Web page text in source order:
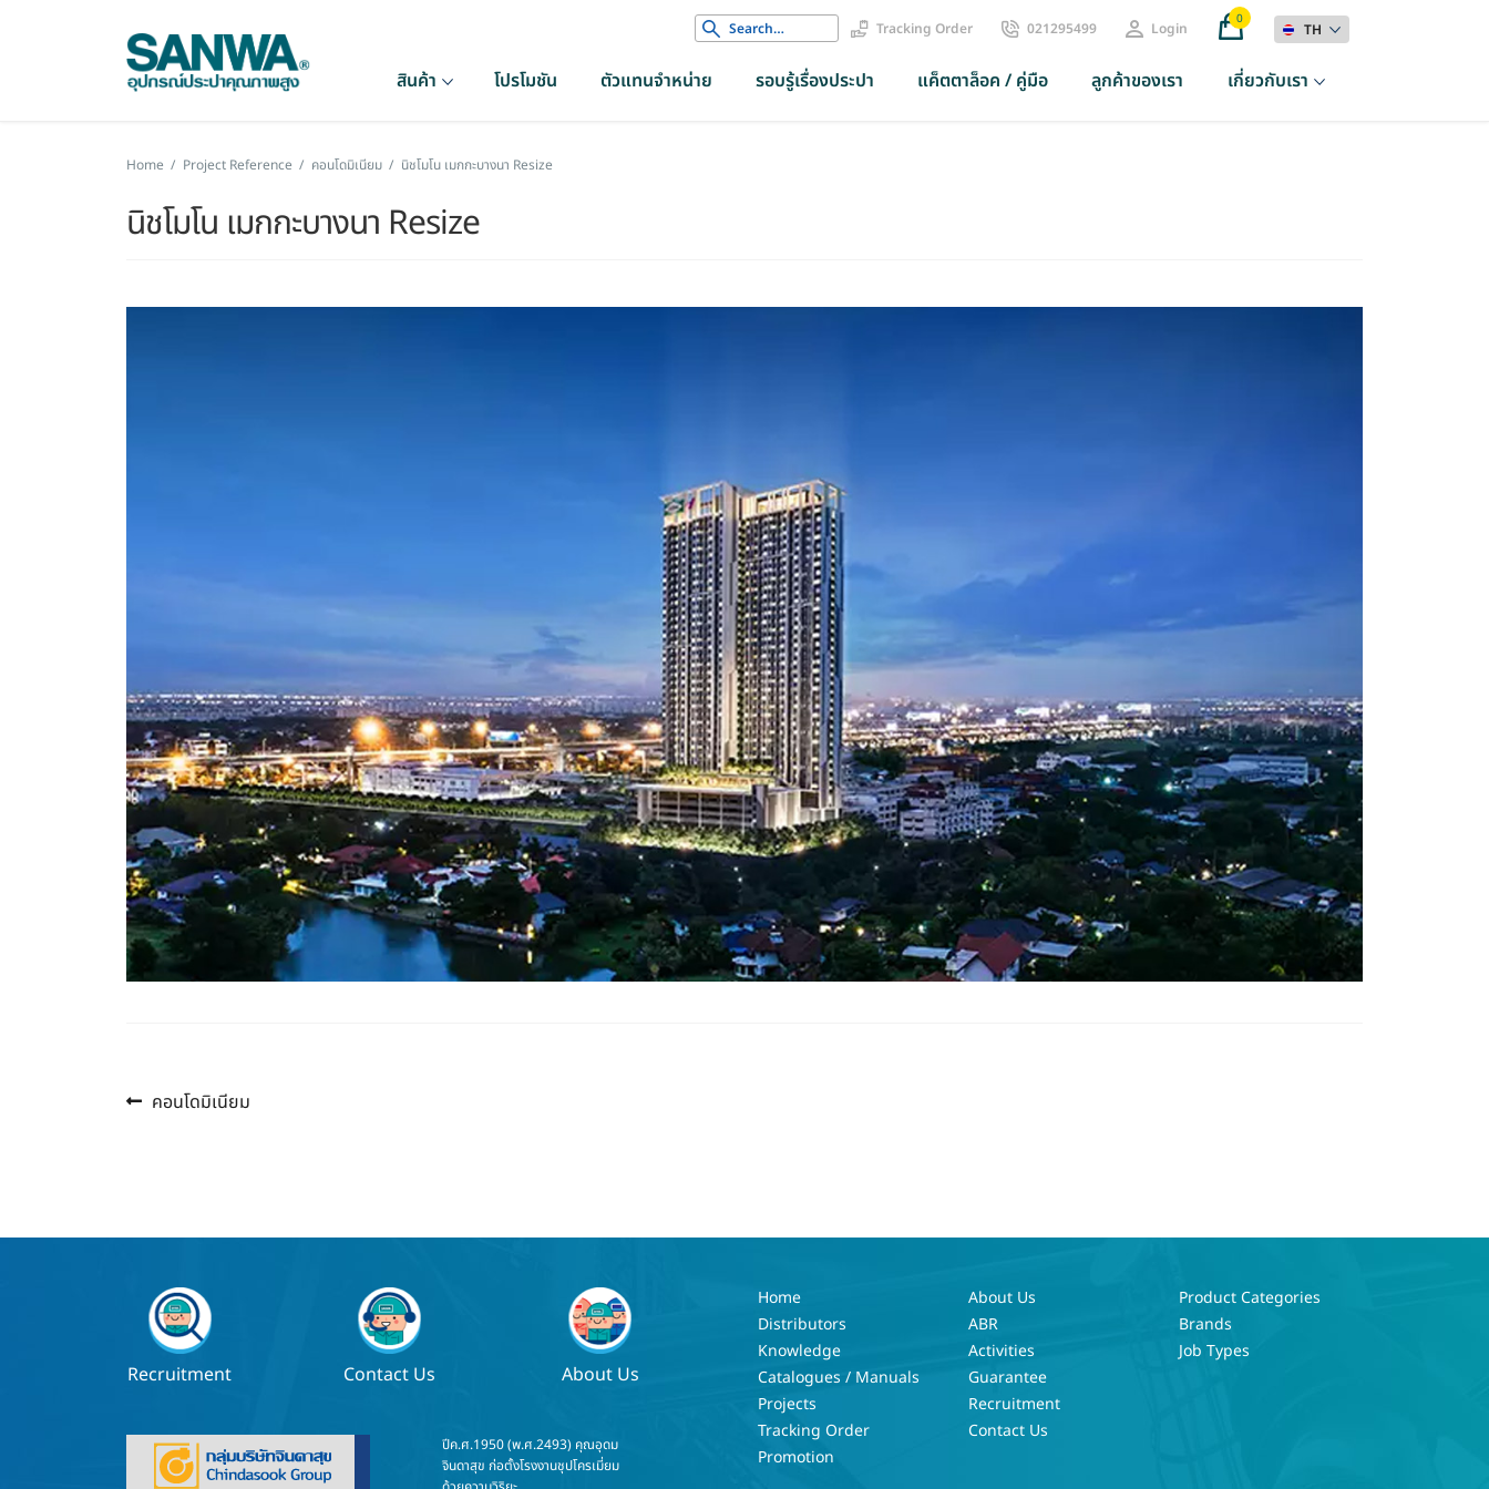
Search
for:
Tracking Order 021295499 Login 0
TH
สินค้า โปรโมชัน ตัวแทนจำหน่าย รอบรู้เรื่องประปา แค็ตตาล็อค / คู่มือ ลูกค้าของเรา เกี่ยวกับเรา
Home / Project Reference / คอนโดมิเนียม / นิชโมโน เมกกะบางนา Resize
นิชโมโน เมกกะบางนา Resize
แนะแนว
Previous
คอนโดมิเนียม
Recruitment Contact Us About Us
ปีค.ศ.1950 (พ.ศ.2493) คุณอุดม
จินดาสุข ก่อตั้งโรงงานชุปโครเมี่ยม
Home
Distributors
Knowledge
Catalogues / Manuals
Projects
Tracking Order
Promotion
About Us
ABR
Activities
Guarantee
Recruitment
Contact Us
Product Categories
Brands
Job Types